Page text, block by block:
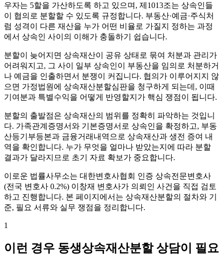
우자는 5할을 가산하도록 하고 있으며, 제1013조는 상속인들
이 협의로 분할할 수 있도록 규정합니다. 부동산·예금·주식처
럼 성격이 다른 재산을 누가 어떤 비율로 가질지 정하는 과정
에서 상속인 사이의 이해가 충돌하기 쉽습니다.
분할이 늦어지면 상속재산이 공유 상태로 묶여 처분과 관리가
어려워지고, 그 사이 일부 상속인이 부동산을 임의로 처분하거
나 예금을 인출하면서 분쟁이 커집니다. 협의가 이루어지지 않
으면 가정법원에 상속재산분할심판을 청구하게 되는데, 이때
기여분과 특별수익을 어떻게 반영할지가 핵심 쟁점이 됩니다.
분할의 출발점은 상속재산의 범위를 정확히 파악하는 것입니
다. 가족관계증명서와 기본증명서로 상속인을 확정하고, 부동
산등기부등본과 금융거래내역으로 상속재산과 생전 증여 내
역을 확인합니다. 누가 무엇을 얼마나 받았는지에 따라 분할
결과가 달라지므로 초기 자료 확보가 중요합니다.
이로운 법률사무소는 대한변호사협회 인증 상속전문변호사
(전국 변호사 0.2%) 이창재 변호사가 의뢰인 사건을 직접 검토
하고 진행합니다. 본 페이지에서는 상속재산분할의 절차와 기
준, 필요 서류와 실무 쟁점을 정리합니다.
1
이런 경우 동생상속재산분할 상담이 필요